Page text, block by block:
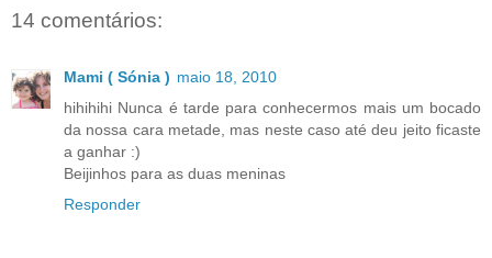
14 comentários:
Mami ( Sónia ) maio 18, 2010
hihihihi Nunca é tarde para conhecermos mais um bocado
da nossa cara metade, mas neste caso até deu jeito ficaste
a ganhar :)
Beijinhos para as duas meninas
Responder